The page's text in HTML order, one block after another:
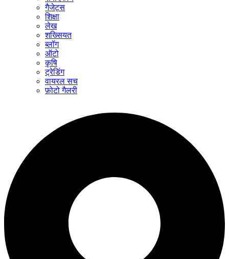
गैजेट्स
शिक्षा
लेख
शख्सियत
ब्लॉग
ऑटो
कृषि
ट्रेडिंग
वायरल सच
फ़ोटो गैलरी